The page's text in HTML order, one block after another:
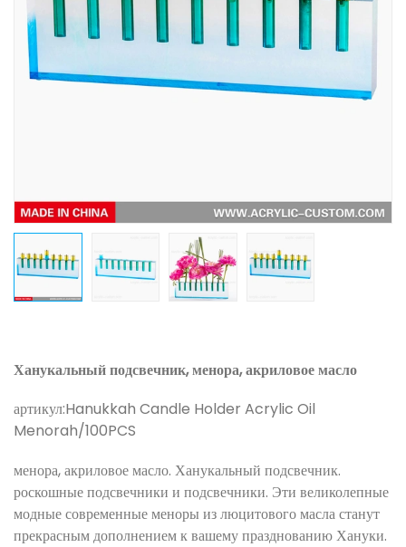
Ханукальный подсвечник, менора, акриловое масло
артикул:Hanukkah Candle Holder Acrylic Oil
Menorah/100PCS
менора, акриловое масло. Ханукальный подсвечник.
роскошные подсвечники и подсвечники. Эти великолепные
модные современные меноры из люцитового масла станут
прекрасным дополнением к вашему празднованию Хануки.